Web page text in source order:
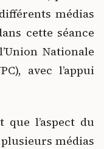
médias
cette séance
Nationale
avec l’appui
que l’aspect du
plusieurs médias